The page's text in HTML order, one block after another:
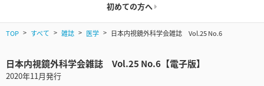
初めての方へ
TOP すべて 雑誌 医学 日本内視鏡外科学会雑誌 Vol.25 No.6
日本内視鏡外科学会雑誌 Vol.25 No.6【電子版】
2020年11月発行